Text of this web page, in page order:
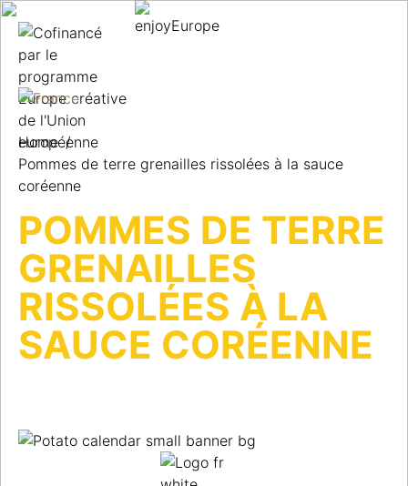
Home /
Pommes de terre grenailles rissolées à la sauce
coréenne
POMMES DE TERRE
GRENAILLES
RISSOLÉES À LA
SAUCE CORÉENNE